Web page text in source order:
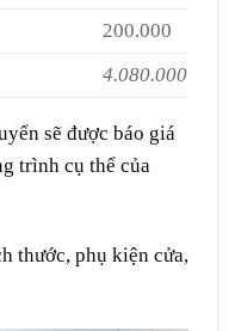
200.000
4.080.000
sẽ được báo giá
trình cụ thể của
thước, phụ kiện cửa,